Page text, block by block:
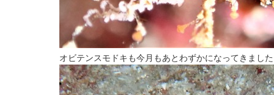
オビテンスモドキも今月もあとわずかになってきまし